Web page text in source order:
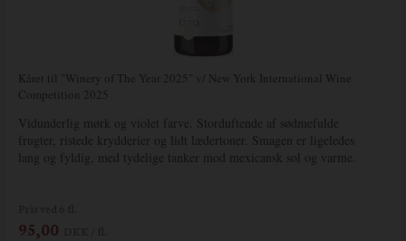
Kåret til "Winery of The Year 2025" v/ New York International Wine
Competition 2025
Vidunderlig mørk og violet farve. Storduftende af sødmefulde
frugter, ristede krydderier og lidt lædertoner. Smagen er ligeledes
lang og fyldig, med tydelige tanker mod mexicansk sol og varme.
95,00